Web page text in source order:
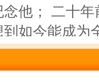
他； 二十
如今能成为
锐词热议纷